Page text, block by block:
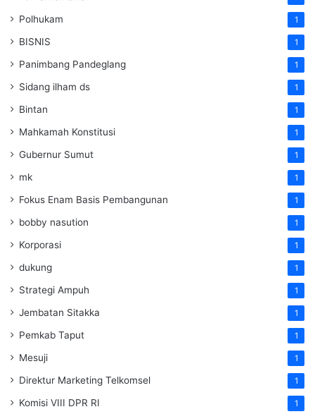
Polhukam 1
BISNIS 1
Panimbang Pandeglang 1
Sidang ilham ds 1
Bintan 1
Mahkamah Konstitusi 1
Gubernur Sumut 1
mk 1
Fokus Enam Basis Pembangunan 1
bobby nasution 1
Korporasi 1
dukung 1
Strategi Ampuh 1
Jembatan Sitakka 1
Pemkab Taput 1
Mesuji 1
Direktur Marketing Telkomsel 1
Komisi VIII DPR RI 1